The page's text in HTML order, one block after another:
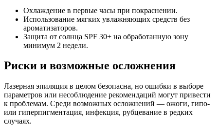
Охлаждение в первые часы при покраснении.
Использование мягких увлажняющих средств без
ароматизаторов.
Защита от солнца SPF 30+ на обработанную зону
минимум 2 недели.
Риски и возможные осложнения
Лазерная эпиляция в целом безопасна, но ошибки в выборе
параметров или несоблюдение рекомендаций могут привести
к проблемам. Среди возможных осложнений — ожоги, гипо-
или гиперпигментация, инфекция, рубцевание в редких
случаях.